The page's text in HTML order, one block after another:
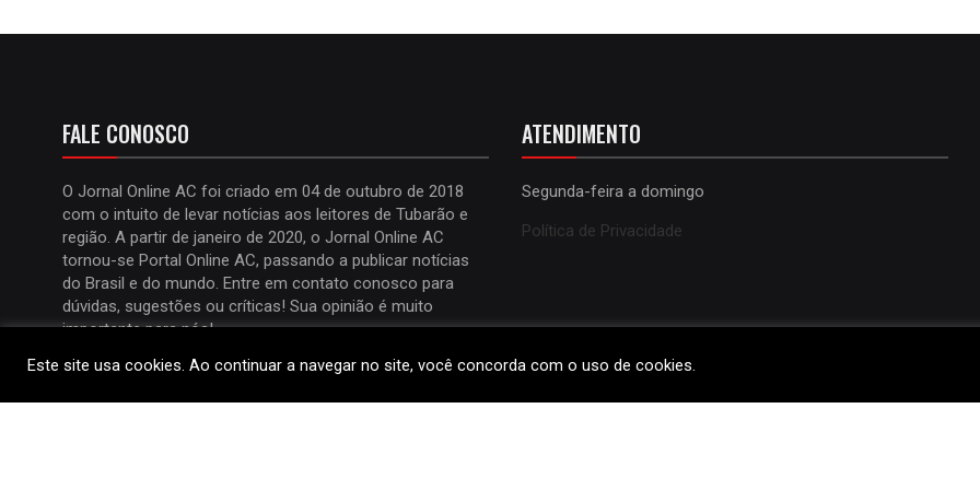
FALE CONOSCO
O Jornal Online AC foi criado em 04 de outubro de 2018
com o intuito de levar notícias aos leitores de Tubarão e
região. A partir de janeiro de 2020, o Jornal Online AC
tornou-se Portal Online AC, passando a publicar notícias
do Brasil e do mundo. Entre em contato conosco para
dúvidas, sugestões ou críticas! Sua opinião é muito
importante para nós!
Celular:(48) 9 9619-3168
E-Mail:ailtonrr@uol.com.br
ATENDIMENTO
Segunda-feira a domingo
Política de Privacidade
Este site usa cookies. Ao continuar a navegar no site, você concorda com o uso de cookies.